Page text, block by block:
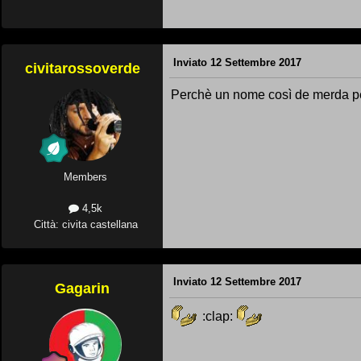
civitarossoverde
Members
4,5k
Città: civita castellana
Inviato 12 Settembre 2017
Perchè un nome così de merda
Gagarin Inviato 12 Settembre 2017
:clap: